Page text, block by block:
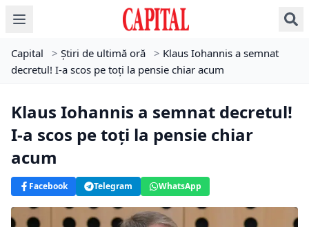
Capital > Știri de ultimă oră > Klaus Iohannis a semnat
decretul! I-a scos pe toți la pensie chiar acum
Klaus Iohannis a semnat decretul!
I-a scos pe toți la pensie chiar
acum
Facebook Telegram WhatsApp